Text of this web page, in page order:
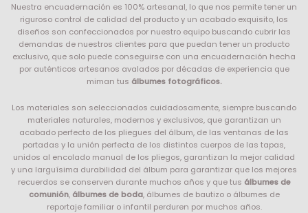
Nuestra encuadernación es 100% artesanal, lo que nos permite tener un
riguroso control de calidad del producto y un acabado exquisito, los
diseños son confeccionados por nuestro equipo buscando cubrir las
demandas de nuestros clientes para que puedan tener un producto
exclusivo, que solo puede conseguirse con una encuadernación hecha
por auténticos artesanos avalados por décadas de experiencia que
miman tus álbumes fotográficos.
Los materiales son seleccionados cuidadosamente, siempre buscando
materiales naturales, modernos y exclusivos, que garantizan un
acabado perfecto de los pliegues del álbum, de las ventanas de las
portadas y la unión perfecta de los distintos cuerpos de las tapas,
unidos al encolado manual de los pliegos, garantizan la mejor calidad
y una larguísima durabilidad del álbum para garantizar que los mejores
recuerdos se conserven durante muchos años y que tus álbumes de
comunión, álbumes de boda, álbumes de bautizo o álbumes de
reportaje familiar o infantil perduren por muchos años.